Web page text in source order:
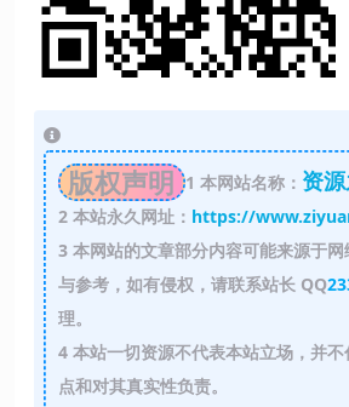
版权声明 1 本网站名称： 资
2本站永久网址： https://
3本网站的文章部分内容可能来源于网
与参考，如有侵权，请联系站长 QQ
理。
4本站一切资源不代表本站立场，并不
点和对其真实性负责。